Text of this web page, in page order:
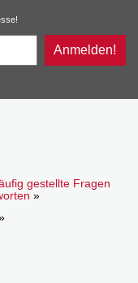
Anmelden!
gestellte Fragen
»